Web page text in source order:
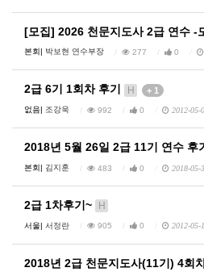
[모집] 2026 천문지도사 2급 연수 -
본회| 박보현 연수부장 277 0
2급 6기 1회차 후기 H + 1
없음| 조강욱 992 0 2012-05-
2018년 5월 26일 2급 11기 연수 후
본회| 김지훈 483 0 2018-05-
2급 1차후기~ H
서울| 서정란 905 0 2012-05-
2018년 2급 천문지도사(11기) 4회